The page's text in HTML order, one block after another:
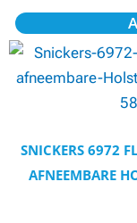
SNICKERS 6972
AFNEEMBARE